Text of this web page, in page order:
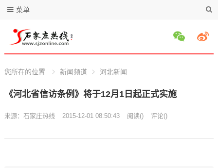
菜单
您所在的位置 新闻频道 河北新闻
《河北省信访条例》将于12月1日起正式实施
来源： 石家庄热线 2015-12-01 08:50:43 阅读() 评论()